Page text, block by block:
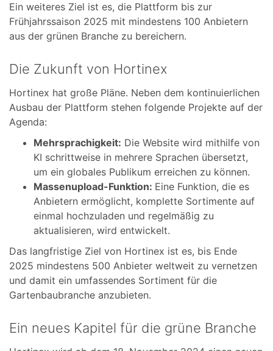
Ein weiteres Ziel ist es, die Plattform bis zur
Frühjahrssaison 2025 mit mindestens 100 Anbietern
aus der grünen Branche zu bereichern.
Die Zukunft von Hortinex
Hortinex hat große Pläne. Neben dem kontinuierlichen
Ausbau der Plattform stehen folgende Projekte auf der
Agenda:
Mehrsprachigkeit: Die Website wird mithilfe von
KI schrittweise in mehrere Sprachen übersetzt,
um ein globales Publikum erreichen zu können.
Massenupload-Funktion: Eine Funktion, die es
Anbietern ermöglicht, komplette Sortimente auf
einmal hochzuladen und regelmäßig zu
aktualisieren, wird entwickelt.
Das langfristige Ziel von Hortinex ist es, bis Ende
2025 mindestens 500 Anbieter weltweit zu vernetzen
und damit ein umfassendes Sortiment für die
Gartenbaubranche anzubieten.
Ein neues Kapitel für die grüne Branche